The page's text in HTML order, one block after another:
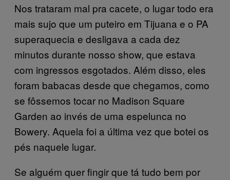
Nos trataram mal pra cacete, o lugar todo era
mais sujo que um puteiro em Tijuana e o PA
superaquecia e desligava a cada dez
minutos durante nosso show, que estava
com ingressos esgotados. Além disso, eles
foram babacas desde que chegamos, como
se fôssemos tocar no Madison Square
Garden ao invés de uma espelunca no
Bowery. Aquela foi a última vez que botei os
pés naquele lugar.
Se alguém quer fingir que tá tudo bem por